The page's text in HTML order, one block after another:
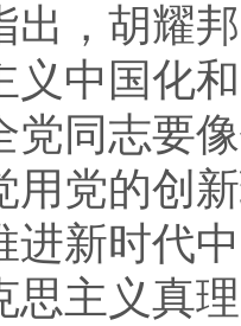
，胡耀邦
义中国化
党同志要
用党的创
进新时代
思主义真